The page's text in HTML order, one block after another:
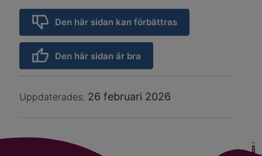
Den här sidan kan förbättras
Den här sidan är bra
Uppdaterades: 26 februari 2026